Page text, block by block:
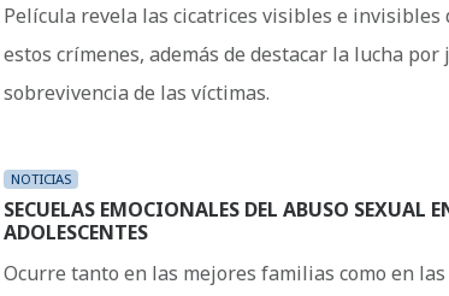
Película revela las cicatrices visibles e invisibles
estos crímenes, además de destacar la lucha por
sobrevivencia de las víctimas.
NOTICIAS
SECUELAS EMOCIONALES DEL ABUSO SEXUAL
ADOLESCENTES
Ocurre tanto en las mejores familias como en